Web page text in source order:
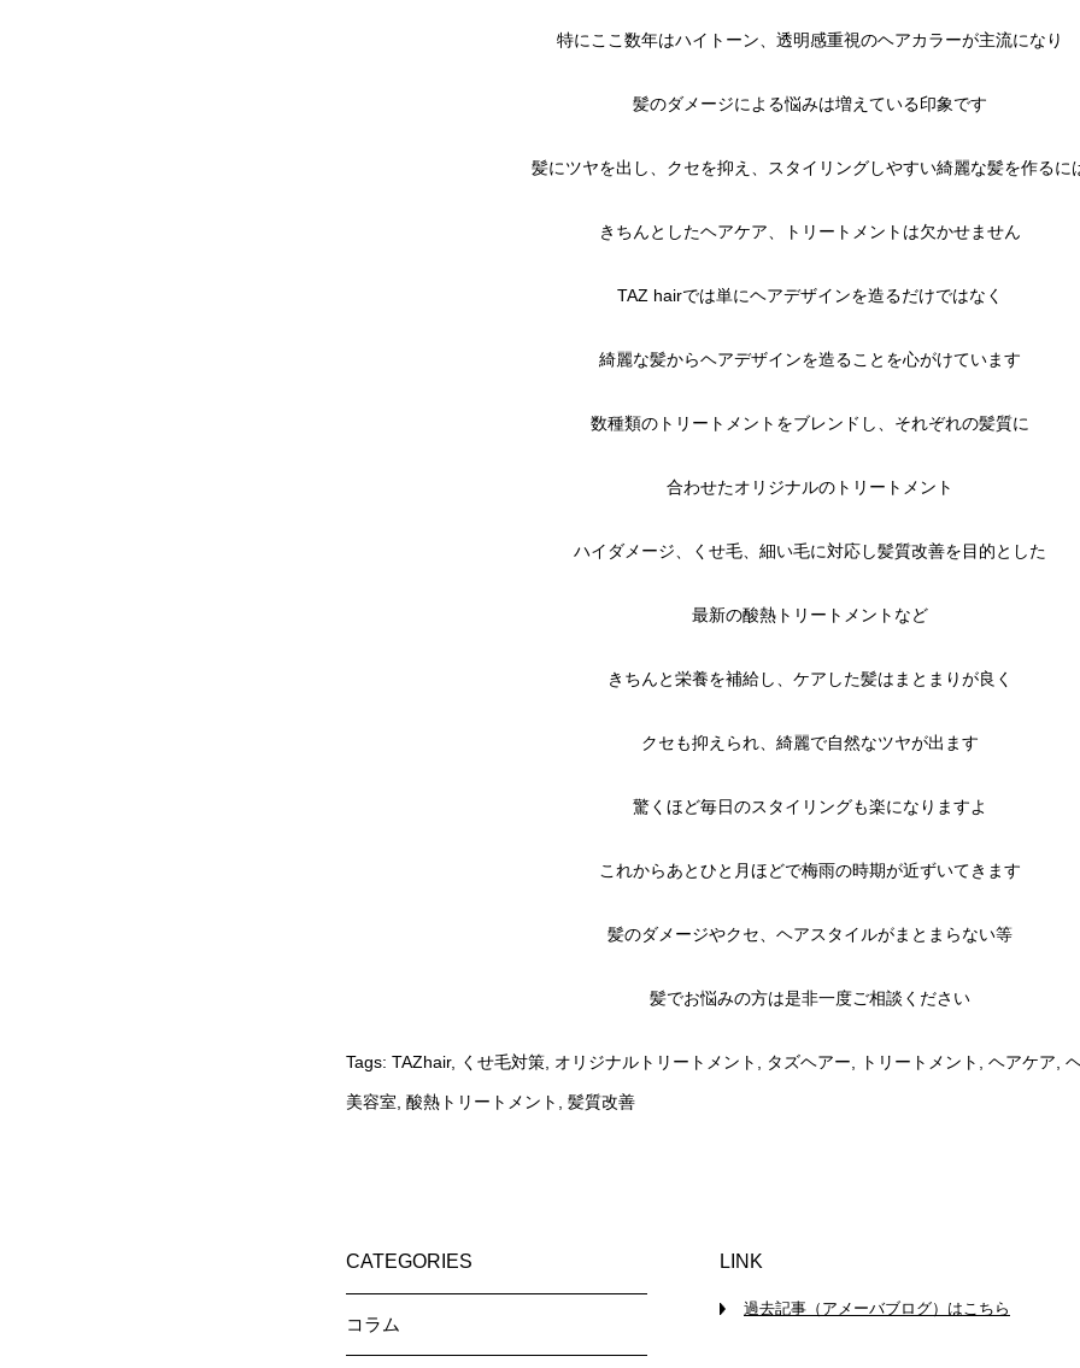
特にここ数年はハイトーン、透明感重視のヘアカラーが主流になり
髪のダメージによる悩みは増えている印象です
髪にツヤを出し、クセを抑え、スタイリングしやすい綺麗な髪を作るに
きちんとしたヘアケア、トリートメントは欠かせません
TAZ hairでは単にヘアデザインを造るだけではなく
綺麗な髪からヘアデザインを造ることを心がけています
数種類のトリートメントをブレンドし、それぞれの髪質に
合わせたオリジナルのトリートメント
ハイダメージ、くせ毛、細い毛に対応し髪質改善を目的とした
最新の酸熱トリートメントなど
きちんと栄養を補給し、ケアした髪はまとまりが良く
クセも抑えられ、綺麗で自然なツヤが出ます
驚くほど毎日のスタイリングも楽になりますよ
これからあとひと月ほどで梅雨の時期が近ずいてきます
髪のダメージやクセ、ヘアスタイルがまとまらない等
髪でお悩みの方は是非一度ご相談ください
Tags: TAZhair, くせ毛対策 オリジナルトリートメント タズヘアー トリートメント ヘアケア
美容室 酸熱トリートメント 髪質改善
CATEGORIES
コラム
LINK
過去記事（アメーバブログ）はこちら